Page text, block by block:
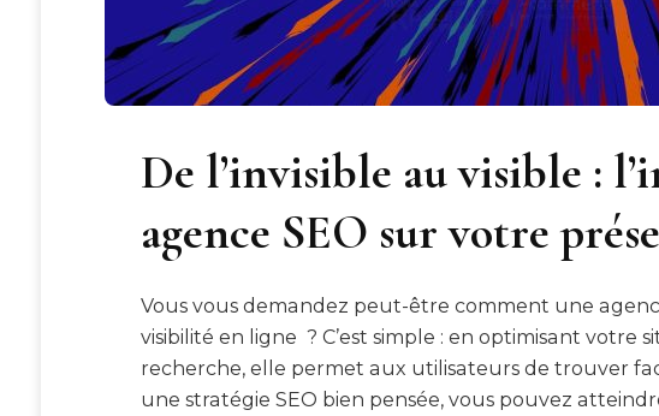
De l’invisible au visible :
agence SEO sur votre
Vous vous demandez peut-être comment une
visibilité en ligne ? C’est simple : en optimisant votre
recherche, elle permet aux utilisateurs de trouver
une stratégie SEO bien pensée, vous pouvez